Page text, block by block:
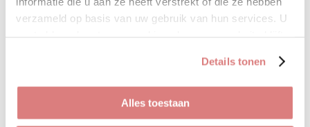
verzameld op basis van uw gebruik van hun services. U
Details tonen
Alles toestaan
e
e
r
e
Destroyed jeans